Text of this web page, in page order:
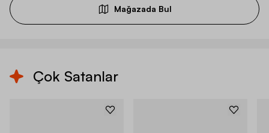
Mağazada Bul
Çok Satanlar